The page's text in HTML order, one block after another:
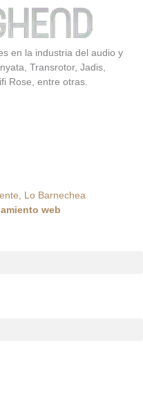
en la industria del audio y
Transrotor, Jadis,
Rose, entre otras.
Lo Barnechea
web